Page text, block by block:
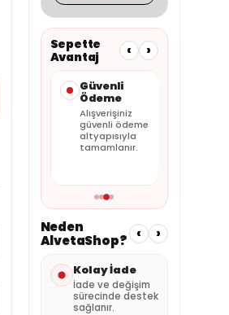
Sepette
Avantaj
‹ ›
Faturalı
Satış
Tüm siparişler
faturalı olarak
gönderilir.
Neden
AlvetaShop?
‹ ›
Kolay İade
İade ve değişim
sürecinde destek
sağlanır.